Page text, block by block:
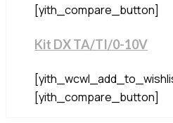
[yith_compare_button]
Kit DX TA/TI/0-10V
[yith_compare_button]